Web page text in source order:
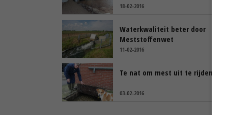
18-02-2016
Waterkwaliteit beter door
Meststoffenwet
11-02-2016
Te nat om mest uit te rijden
03-02-2016